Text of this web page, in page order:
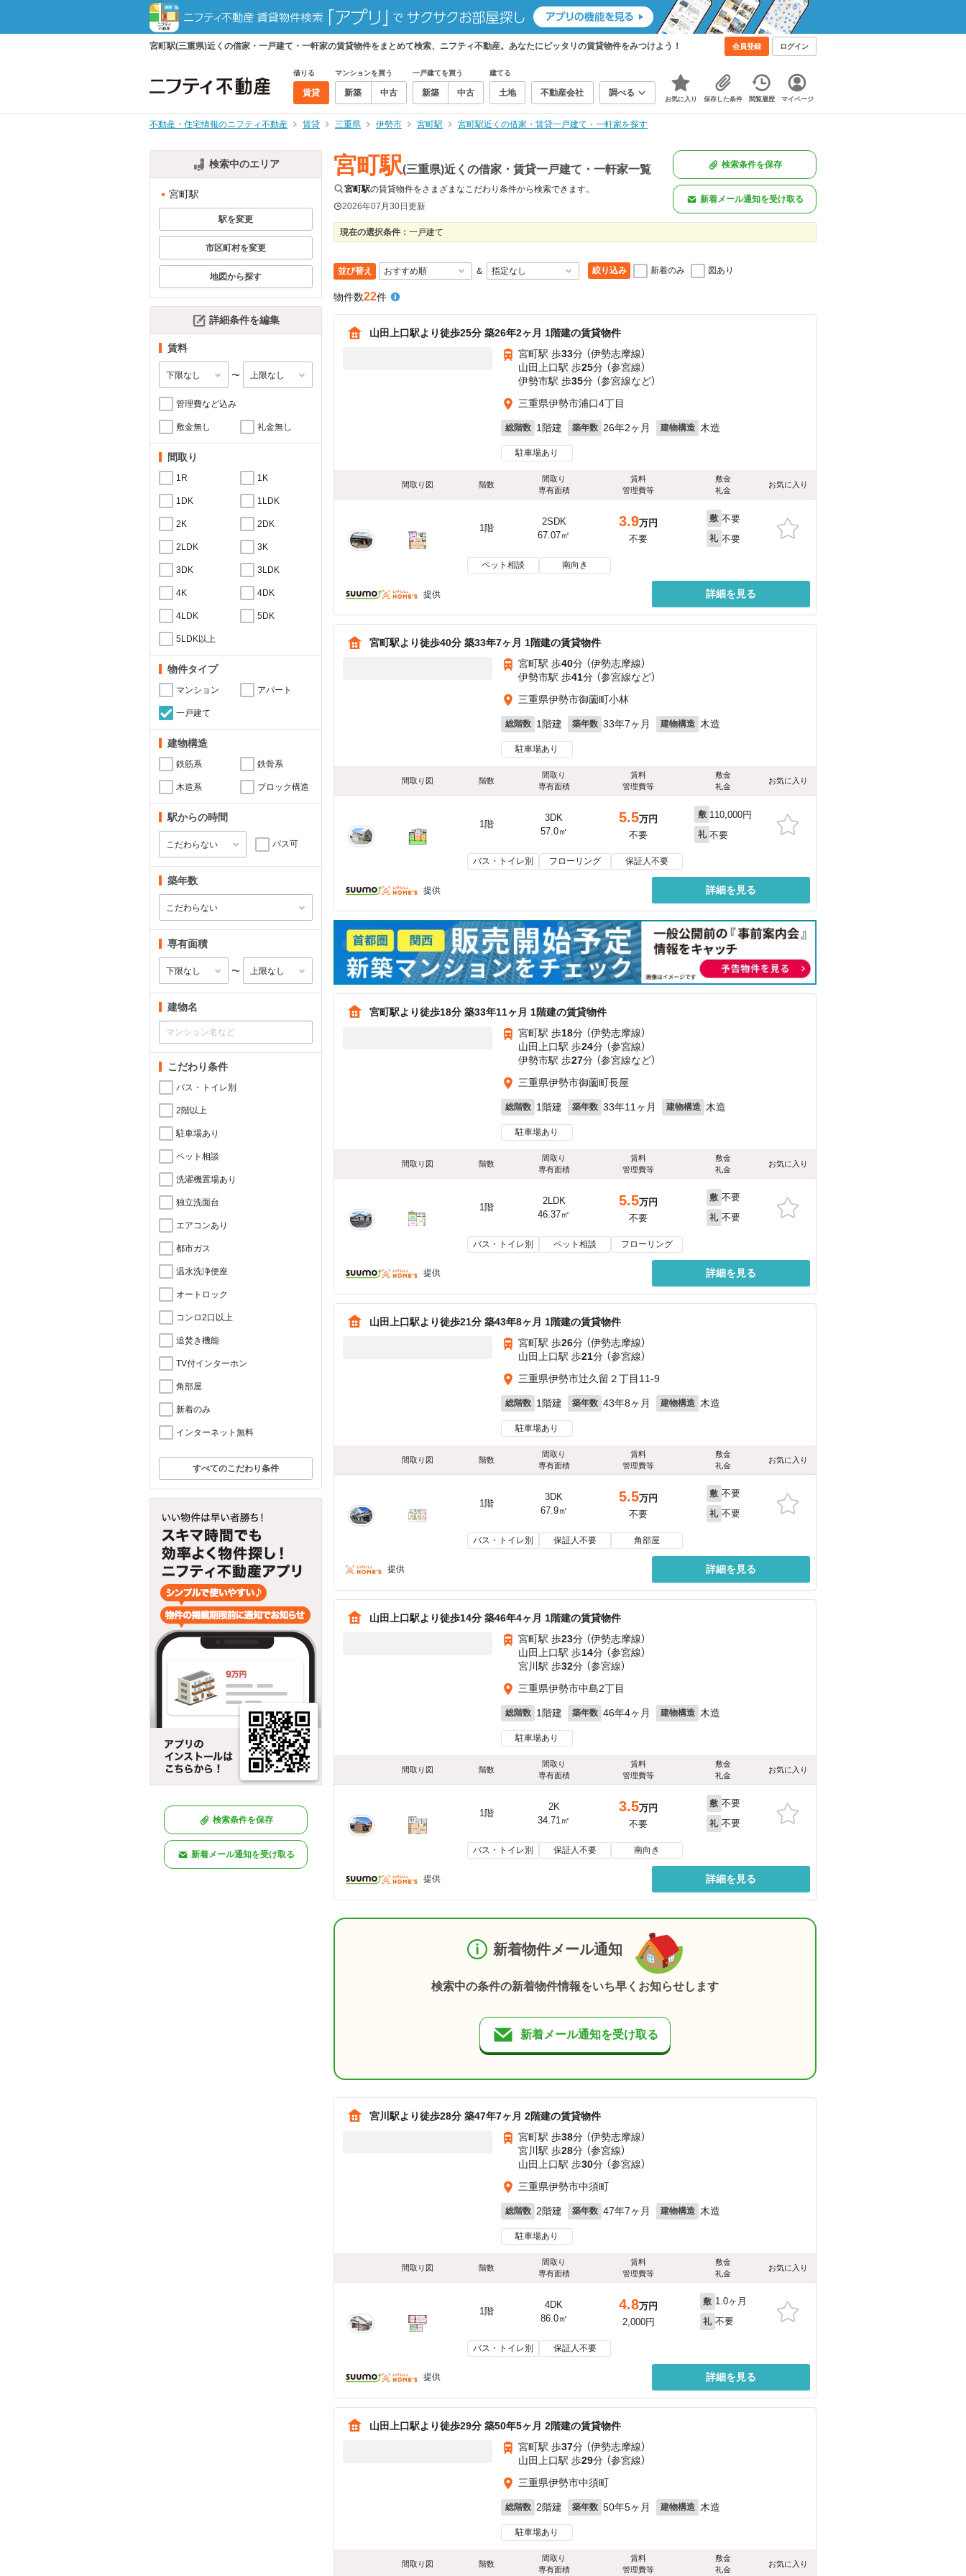
宮町駅(三重県)近くの借家・一戸建て・一軒家の賃貸物件をまとめて検索、ニフティ不動産。あなたにピッタリの賃貸物件をみつけよう！ 会員登録 ログイン
借りる
賃貸
マンションを買う
新築 中古
一戸建てを買う
新築 中古
建てる
土地 不動産会社 調べる
お気に入り 保存した条件 閲覧履歴 マイページ
不動産・住宅情報のニフティ不動産 賃貸 三重県 伊勢市 宮町駅 宮町駅近くの借家・賃貸一戸建て・一軒家を探す
検索中のエリア
宮町駅
駅を変更
市区町村を変更
地図から探す
詳細条件を編集
賃料
〜
管理費など込み
敷金無し 礼金無し
間取り
1R 1K
1DK 1LDK
2K 2DK
2LDK 3K
3DK 3LDK
4K 4DK
4LDK 5DK
5LDK以上
物件タイプ
マンション アパート
一戸建て
建物構造
鉄筋系 鉄骨系
木造系 ブロック構造
駅からの時間
バス可
築年数
専有面積
〜
建物名
こだわり条件
バス・トイレ別
2階以上
駐車場あり
ペット相談
洗濯機置場あり
独立洗面台
エアコンあり
都市ガス
温水洗浄便座
オートロック
コンロ2口以上
追焚き機能
TV付インターホン
角部屋
新着のみ
インターネット無料
すべてのこだわり条件
検索条件を保存
新着メール通知を受け取る
宮町駅(三重県)近くの借家・賃貸一戸建て・一軒家一覧
宮町駅の賃貸物件をさまざまなこだわり条件から検索できます。
2026年07月30日更新
検索条件を保存
新着メール通知を受け取る
現在の選択条件： 一戸建て
並び替え ＆ 絞り込み 新着のみ 図あり
物件数22件
山田上口駅より徒歩25分 築26年2ヶ月 1階建の賃貸物件
宮町駅 歩33分 （伊勢志摩線）
山田上口駅 歩25分 （参宮線）
伊勢市駅 歩35分 （参宮線など）
三重県伊勢市浦口4丁目
総階数 1階建 築年数 26年2ヶ月 建物構造 木造
駐車場あり
間取り図 階数
間取り
専有面積
賃料
管理費等
敷金
礼金
お気に入り
1階
2SDK
67.07㎡
3.9万円
不要
敷 不要
礼 不要
ペット相談 南向き
提供 詳細を見る
宮町駅より徒歩40分 築33年7ヶ月 1階建の賃貸物件
宮町駅 歩40分 （伊勢志摩線）
伊勢市駅 歩41分 （参宮線など）
三重県伊勢市御薗町小林
総階数 1階建 築年数 33年7ヶ月 建物構造 木造
駐車場あり
間取り図 階数
間取り
専有面積
賃料
管理費等
敷金
礼金
お気に入り
1階
3DK
57.0㎡
5.5万円
不要
敷 110,000円
礼 不要
バス・トイレ別 フローリング 保証人不要
提供 詳細を見る
宮町駅より徒歩18分 築33年11ヶ月 1階建の賃貸物件
宮町駅 歩18分 （伊勢志摩線）
山田上口駅 歩24分 （参宮線）
伊勢市駅 歩27分 （参宮線など）
三重県伊勢市御薗町長屋
総階数 1階建 築年数 33年11ヶ月 建物構造 木造
駐車場あり
間取り図 階数
間取り
専有面積
賃料
管理費等
敷金
礼金
お気に入り
1階
2LDK
46.37㎡
5.5万円
不要
敷 不要
礼 不要
バス・トイレ別 ペット相談 フローリング
提供 詳細を見る
山田上口駅より徒歩21分 築43年8ヶ月 1階建の賃貸物件
宮町駅 歩26分 （伊勢志摩線）
山田上口駅 歩21分 （参宮線）
三重県伊勢市辻久留２丁目11-9
総階数 1階建 築年数 43年8ヶ月 建物構造 木造
駐車場あり
間取り図 階数
間取り
専有面積
賃料
管理費等
敷金
礼金
お気に入り
1階
3DK
67.9㎡
5.5万円
不要
敷 不要
礼 不要
バス・トイレ別 保証人不要 角部屋
提供 詳細を見る
山田上口駅より徒歩14分 築46年4ヶ月 1階建の賃貸物件
宮町駅 歩23分 （伊勢志摩線）
山田上口駅 歩14分 （参宮線）
宮川駅 歩32分 （参宮線）
三重県伊勢市中島2丁目
総階数 1階建 築年数 46年4ヶ月 建物構造 木造
駐車場あり
間取り図 階数
間取り
専有面積
賃料
管理費等
敷金
礼金
お気に入り
1階
2K
34.71㎡
3.5万円
不要
敷 不要
礼 不要
バス・トイレ別 保証人不要 南向き
提供 詳細を見る
新着物件メール通知
検索中の条件の新着物件情報をいち早くお知らせします
新着メール通知を受け取る
宮川駅より徒歩28分 築47年7ヶ月 2階建の賃貸物件
宮町駅 歩38分 （伊勢志摩線）
宮川駅 歩28分 （参宮線）
山田上口駅 歩30分 （参宮線）
三重県伊勢市中須町
総階数 2階建 築年数 47年7ヶ月 建物構造 木造
駐車場あり
間取り図 階数
間取り
専有面積
賃料
管理費等
敷金
礼金
お気に入り
1階
4DK
86.0㎡
4.8万円
2,000円
敷 1.0ヶ月
礼 不要
バス・トイレ別 保証人不要
提供 詳細を見る
山田上口駅より徒歩29分 築50年5ヶ月 2階建の賃貸物件
宮町駅 歩37分 （伊勢志摩線）
山田上口駅 歩29分 （参宮線）
三重県伊勢市中須町
総階数 2階建 築年数 50年5ヶ月 建物構造 木造
駐車場あり
間取り図 階数
間取り
専有面積
賃料
管理費等
敷金
礼金
お気に入り